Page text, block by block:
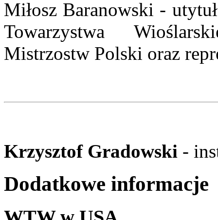
Miłosz Baranowski -
Towarzystwa
Mistrzostw Polski oraz
Krzysztof Gradowski -
Dodatkowe informacje